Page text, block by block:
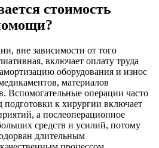
стоимость
вне зависимости от того
включает оплату труда
оборудования и износ
материалов
Вспомогательные операции часто
подготовки к хирургии включает
а послеоперационное
средств и усилий, потому
длительным